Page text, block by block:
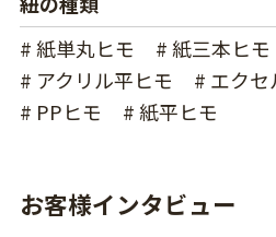
# 紙単丸ヒモ
# 紙三本ヒモ
# アクリル平ヒモ
# エクセ
# PPヒモ
# 紙平ヒモ
お客様インタビュー